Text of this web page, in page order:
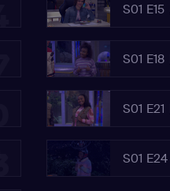
S01 E15
S01 E18
S01 E21
S01 E24